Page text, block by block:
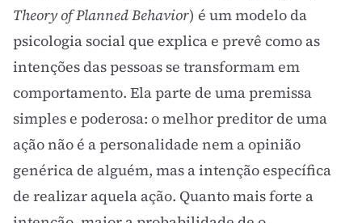
Theory of Planned Behavior) é um modelo da
psicologia social que explica e prevê como as
intenções das pessoas se transformam em
comportamento. Ela parte de uma premissa
simples e poderosa: o melhor preditor de uma
ação não é a personalidade nem a opinião
genérica de alguém, mas a intenção específica
de realizar aquela ação. Quanto mais forte a